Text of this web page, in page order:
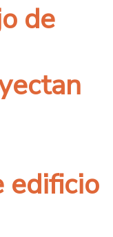
de
edificio